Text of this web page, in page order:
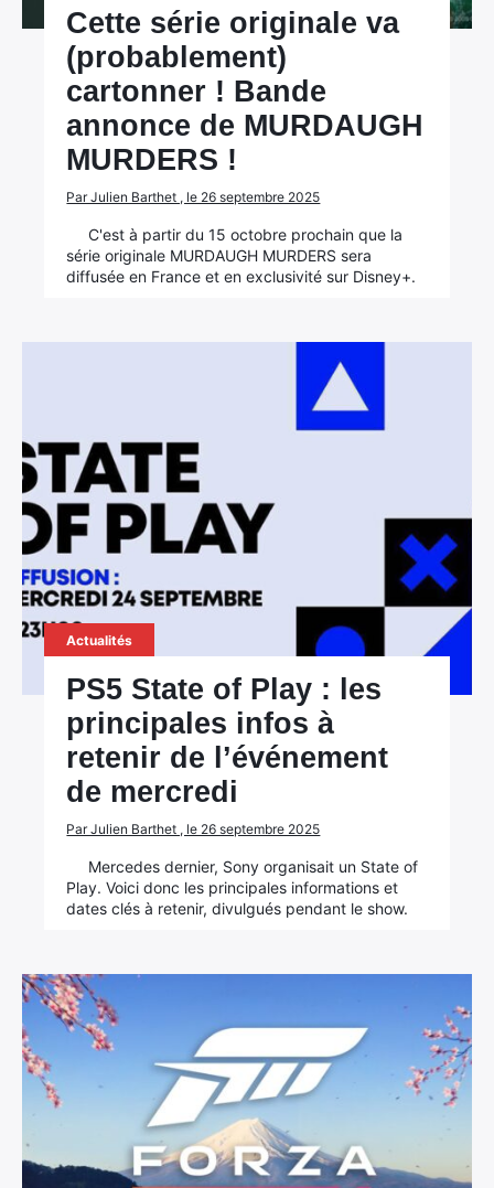
Cette série originale va
(probablement)
cartonner ! Bande
annonce de MURDAUGH
MURDERS !
Par Julien Barthet , le 26 septembre 2025
C'est à partir du 15 octobre prochain que la
série originale MURDAUGH MURDERS sera
diffusée en France et en exclusivité sur Disney+.
Actualités
PS5 State of Play : les
principales infos à
retenir de l’événement
de mercredi
Par Julien Barthet , le 26 septembre 2025
Mercedes dernier, Sony organisait un State of
Play. Voici donc les principales informations et
dates clés à retenir, divulgués pendant le show.